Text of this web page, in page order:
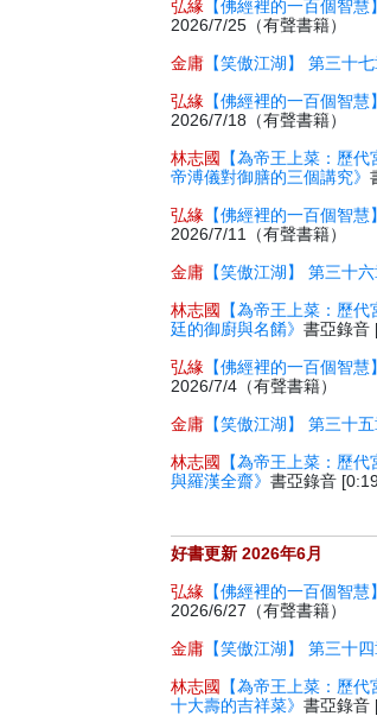
弘緣 【佛經裡的一百個智
2026/7/25（有聲書籍）
金庸 【笑傲江湖】 第三十
弘緣 【佛經裡的一百個智
2026/7/18（有聲書籍）
林志國
【為帝王上菜：歷
帝溥儀對御膳的三個講究》
弘緣 【佛經裡的一百個智
2026/7/11（有聲書籍）
金庸 【笑傲江湖】 第三十
林志國
【為帝王上菜：歷
廷的御廚與名餚》書亞錄音
弘緣 【佛經裡的一百個智
2026/7/4（有聲書籍）
金庸 【笑傲江湖】 第三十
林志國
【為帝王上菜：歷
與羅漢全齋》書亞錄音
好書更新 2026年6月
弘緣 【佛經裡的一百個智
2026/6/27（有聲書籍）
金庸 【笑傲江湖】 第三十
林志國
【為帝王上菜：歷
十大壽的吉祥菜》書亞錄音